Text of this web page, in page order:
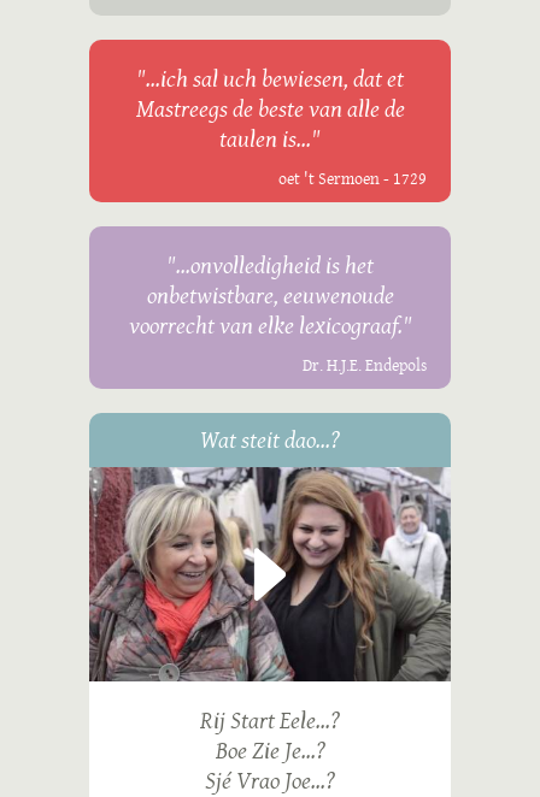
"...ich sal uch bewiesen, dat et
Mastreegs de beste van alle de
taulen is..."
oet 't Sermoen - 1729
"...onvolledigheid is het
onbetwistbare, eeuwenoude
voorrecht van elke lexicograaf."
Dr. H.J.E. Endepols
Wat steit dao...?
Rij Start Eele...?
Boe Zie Je...?
Sjé Vrao Joe...?